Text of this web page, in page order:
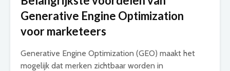
Generative Engine Optimization
voor marketeers
Generative Engine Optimization (GEO) maakt het
mogelijk dat merken zichtbaar worden in